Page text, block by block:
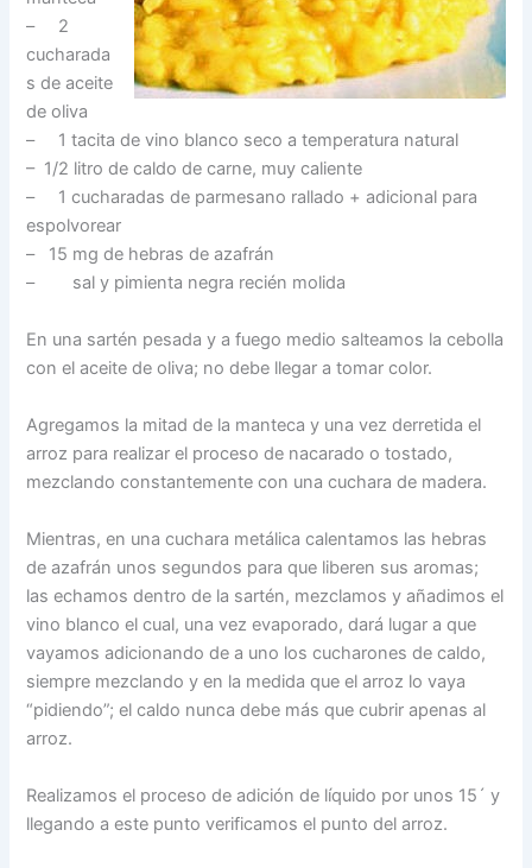
– 2
cucharada
s de aceite
de oliva
– 1 tacita de vino blanco seco a temperatura natural
– 1/2 litro de caldo de carne, muy caliente
– 1 cucharadas de parmesano rallado + adicional para
espolvorear
– 15 mg de hebras de azafrán
– sal y pimienta negra recién molida
En una sartén pesada y a fuego medio salteamos la cebolla
con el aceite de oliva; no debe llegar a tomar color.
Agregamos la mitad de la manteca y una vez derretida el
arroz para realizar el proceso de nacarado o tostado,
mezclando constantemente con una cuchara de madera.
Mientras, en una cuchara metálica calentamos las hebras
de azafrán unos segundos para que liberen sus aromas;
las echamos dentro de la sartén, mezclamos y añadimos el
vino blanco el cual, una vez evaporado, dará lugar a que
vayamos adicionando de a uno los cucharones de caldo,
siempre mezclando y en la medida que el arroz lo vaya
“pidiendo”; el caldo nunca debe más que cubrir apenas al
arroz.
Realizamos el proceso de adición de líquido por unos 15´ y
llegando a este punto verificamos el punto del arroz.